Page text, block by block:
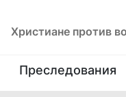
Христиане против
Преследования